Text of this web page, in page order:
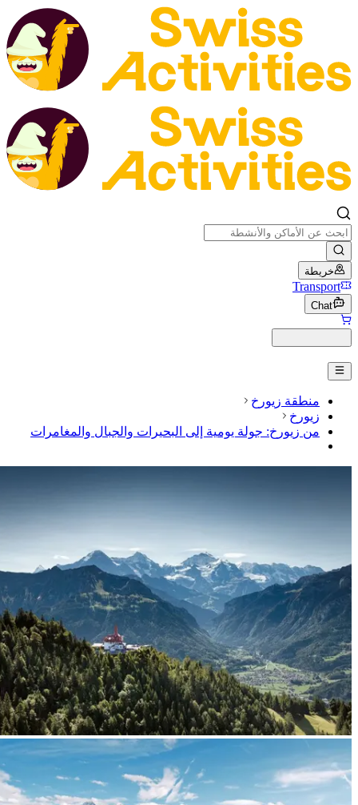
خريطة
Transport
Chat
منطقة زيورخ
زيورخ
من زيورخ: جولة يومية إلى البحيرات والجبال والمغامرات